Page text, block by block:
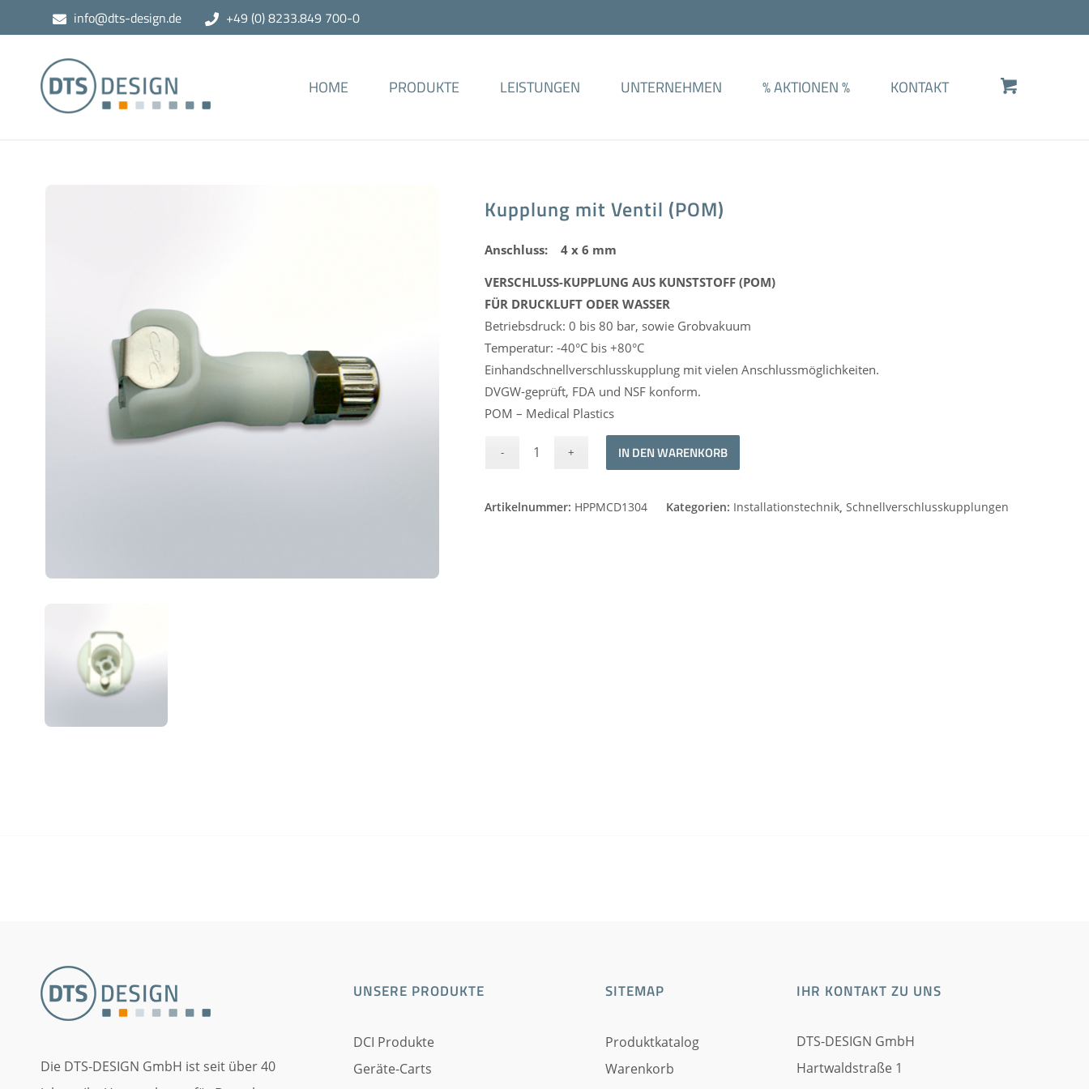
info@dts-design.de +49 (0) 8233.849 700-0
HOME PRODUKTE LEISTUNGEN UNTERNEHMEN %AKTIONEN% KONTAKT
Kupplung mit Ventil (POM)
Anschluss: 4 x 6 mm
VERSCHLUSS-KUPPLUNG AUS KUNSTSTOFF (POM)
FÜR DRUCKLUFT ODER WASSER
Betriebsdruck: 0 bis 80 bar, sowie Grobvakuum
Temperatur: -40°C bis +80°C
Einhandschnellverschlusskupplung mit vielen Anschlussmöglichkeiten.
DVGW-geprüft, FDA und NSF konform.
POM – Medical Plastics
IN DEN WARENKORB
Artikelnummer: HPPMCD1304 Kategorien: Installationstechnik, Schnellverschlusskupplungen
Die DTS-DESIGN GmbH ist seit über 40
UNSERE PRODUKTE
DCI Produkte
Geräte-Carts
SITEMAP
Produktkatalog
Warenkorb
IHR KONTAKT ZU UNS
DTS-DESIGN GmbH
Hartwaldstraße 1